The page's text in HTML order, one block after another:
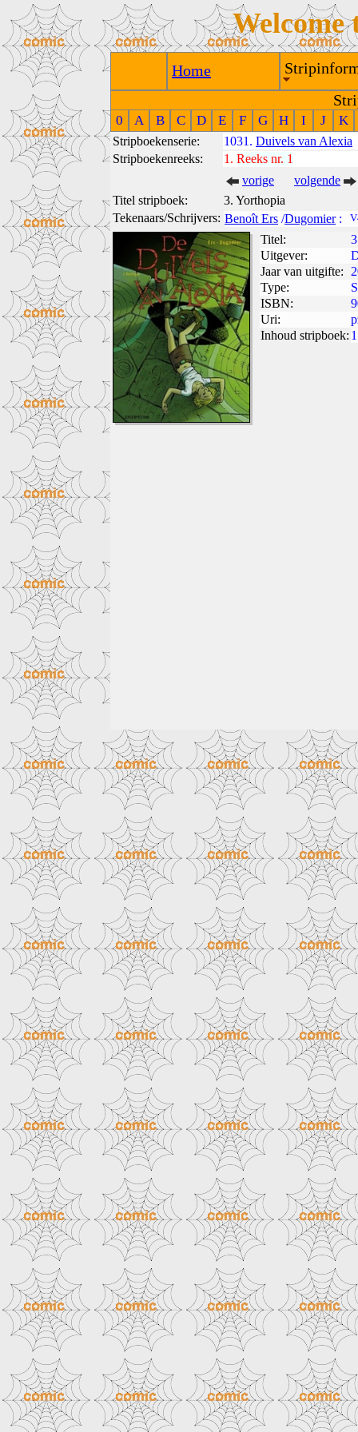
Welcome
Home
0 A B C D E F G H I J K
Stripboekenserie: 1031. Duivels van Alexia
Stripboekenreeks:
1. Reeks nr. 1
vorige
volgende
Titel stripboek:
3. Yorthopia
Tekenaars/Schrijvers: Benoît Ers /Dugomier:
Titel:
Uitgever:
Jaar van uitgifte:
Type:
ISBN:
Uri:
Inhoud stripboek: 1